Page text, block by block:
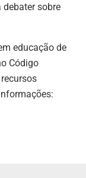
sobre
educação de
Código